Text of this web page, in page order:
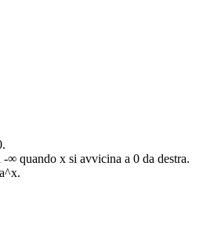
quando x si avvicina a 0 da destra.